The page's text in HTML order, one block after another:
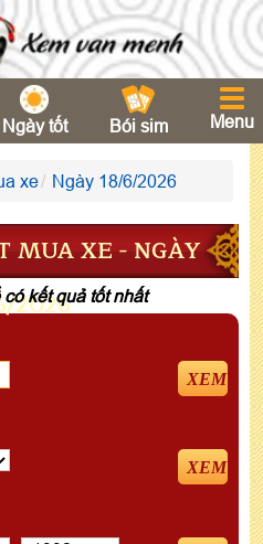
Ngày tốt Bói sim Menu
xe Ngày 18/6/2026
MUA XE - NGÀY
2026
kết quả tốt nhất
XEM
XEM